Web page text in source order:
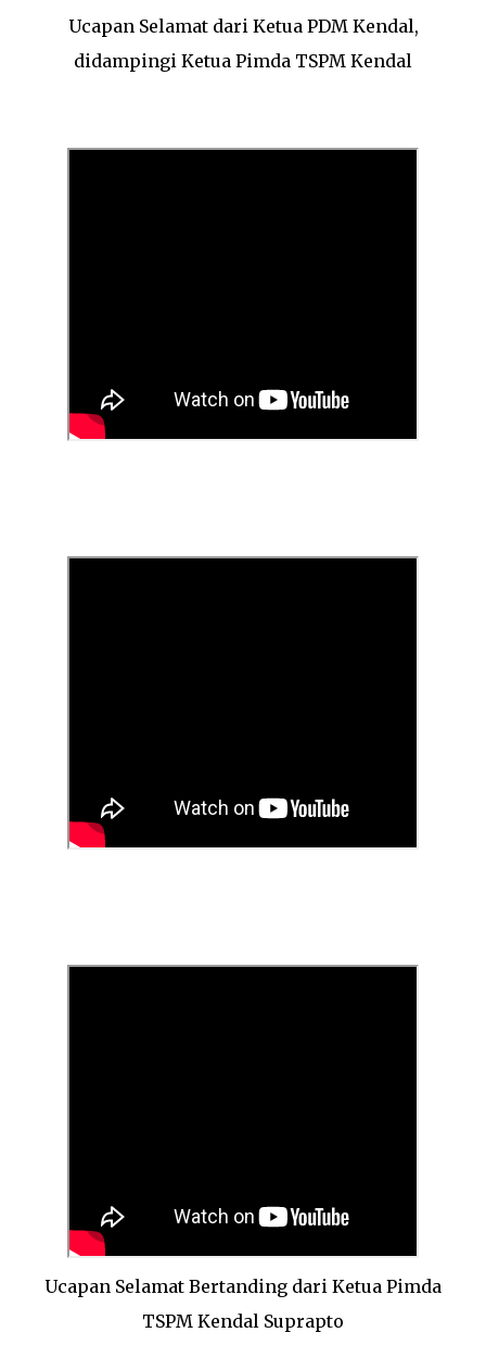
Ucapan Selamat dari Ketua PDM Kendal,
didampingi Ketua Pimda TSPM Kendal
Ucapan Selamat Bertanding dari Ketua Pimda
TSPM Kendal Suprapto